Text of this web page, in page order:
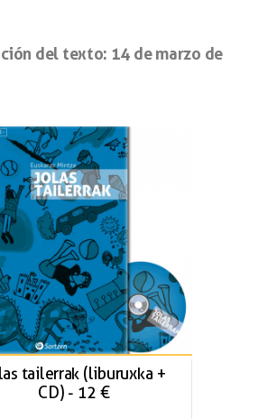
del texto: 14 de marzo de
tailerrak (liburuxka +
CD) - 12 €